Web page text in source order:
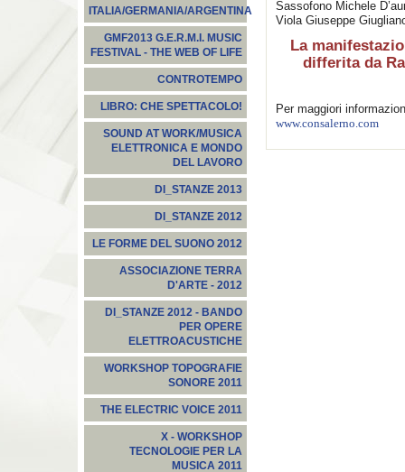
ITALIA/GERMANIA/ARGENTINA
GMF2013 G.E.R.M.I. MUSIC
FESTIVAL - THE WEB OF LIFE
CONTROTEMPO
LIBRO: CHE SPETTACOLO!
SOUND AT WORK/MUSICA
ELETTRONICA E MONDO
DEL LAVORO
DI_STANZE 2013
DI_STANZE 2012
LE FORME DEL SUONO 2012
ASSOCIAZIONE TERRA
D'ARTE - 2012
DI_STANZE 2012 - BANDO
PER OPERE
ELETTROACUSTICHE
WORKSHOP TOPOGRAFIE
SONORE 2011
THE ELECTRIC VOICE 2011
X - WORKSHOP
TECNOLOGIE PER LA
MUSICA 2011
Sassofono Michele
Viola Giuseppe
La
differita da
Per maggiori
www.consalerno.com